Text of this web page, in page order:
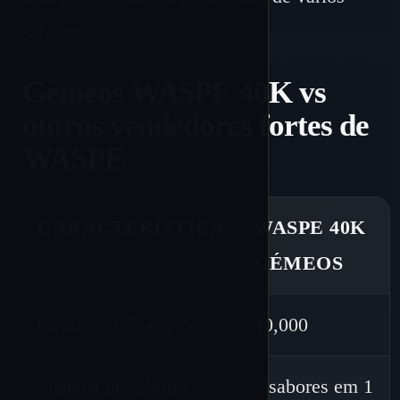
Gémeos WASPE 40K vs
outros vendedores fortes de
WASPE 40K
GÉMEOS
40,000
2 sabores em 1